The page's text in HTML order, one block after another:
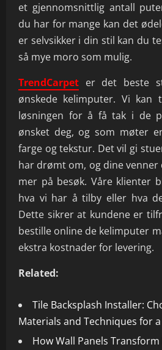
et gjennomsnittlig antall
du har for mange kan det
er selvsikker i din stil kan du
så mye moro som mulig.
TrendCarpet er det beste
ønskede kelimputer. Vi kan
løsningen for å få tak i de
ønsket deg, og som møter
farge og tekstur. Det vil gi
har drømt om, og dine venner
mer på besøk. Våre klienter
hva vi har å tilby eller hva
Dette sikrer at kundene er
bestille online de kelimputer
ekstra kostnader for levering.
Related:
Tile Backsplash Installer:
Materials and Techniques for
How Wall Panels